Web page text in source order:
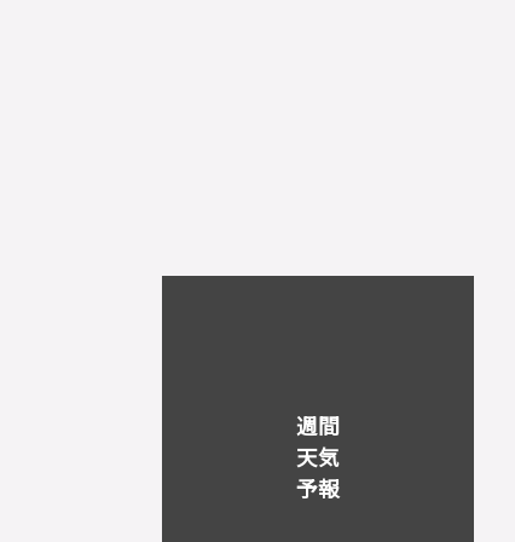
週間
天気
予報